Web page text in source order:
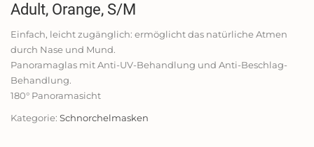
Adult, Orange, S/M
Einfach, leicht zugänglich: ermöglicht das natürliche Atmen
durch Nase und Mund.
Panoramaglas mit Anti-UV-Behandlung und Anti-Beschlag-
Behandlung.
180° Panoramasicht
Kategorie: Schnorchelmasken